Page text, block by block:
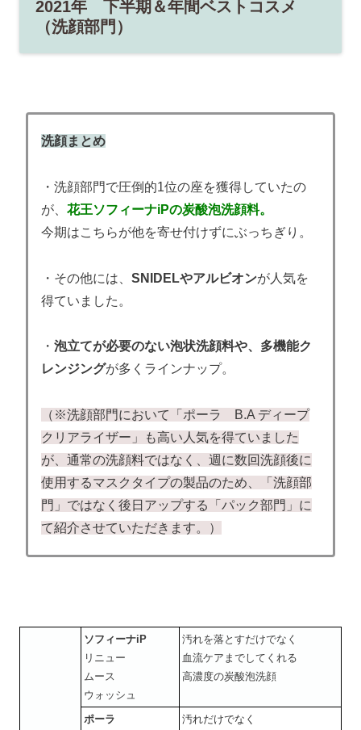
2021年 下半期＆年間ベストコスメ
（洗顔部門）
洗顔まとめ
・洗顔部門で圧倒的1位の座を獲得していたの
が、 花王ソフィーナiPの炭酸泡洗顔料。
今期はこちらが他を寄せ付けずにぶっちぎり。
・その他には、 SNIDELやアルビオンが人気を
得ていました。
・ 泡立てが必要のない泡状洗顔料や、多機能ク
レンジングが多くラインナップ。
（※洗顔部門において「ポーラ B.A ディープ
クリアライザー」も高い人気を得ていました
が、通常の洗顔料ではなく、週に数回洗顔後に
使用するマスクタイプの製品のため、「洗顔部
門」ではなく後日アップする「パック部門」に
て紹介させていただきます。）
ソフィーナiP
リニュー
ムース
ウォッシュ
汚れを落とすだけでなく
血流ケアまでしてくれる
高濃度の炭酸泡洗顔
ポーラ
汚れだけでなく